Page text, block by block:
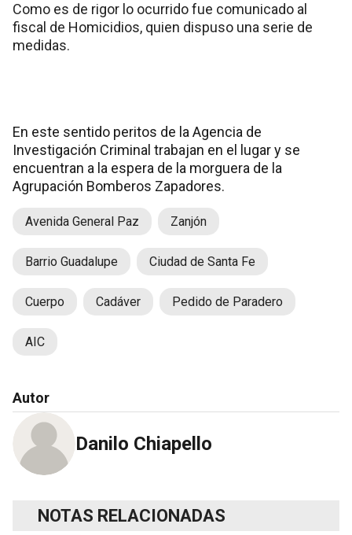
Como es de rigor lo ocurrido fue comunicado al
fiscal de Homicidios, quien dispuso una serie de
medidas.
En este sentido peritos de la Agencia de
Investigación Criminal trabajan en el lugar y se
encuentran a la espera de la morguera de la
Agrupación Bomberos Zapadores.
Avenida General Paz Zanjón
Barrio Guadalupe Ciudad de Santa Fe
Cuerpo Cadáver Pedido de Paradero
AIC
Autor
Danilo Chiapello
NOTAS RELACIONADAS